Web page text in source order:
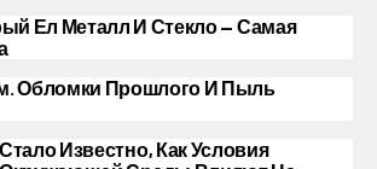
Ел Металл И Стекло — Самая
Обломки Прошлого И Пыль
Стало Известно, Как Условия